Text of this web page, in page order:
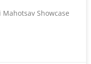
Showcase